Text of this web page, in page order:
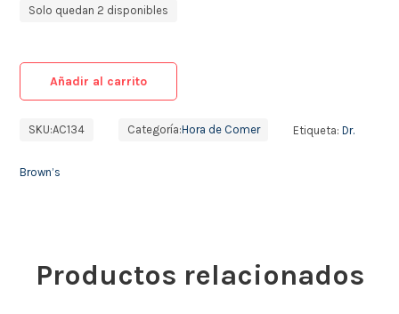
Solo quedan 2 disponibles
Añadir al carrito
SKU:AC134 Categoría:Hora de Comer Etiqueta:Dr.
Brown’s
Productos relacionados